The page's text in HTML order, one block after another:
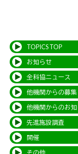
TOPICS TOP
お知らせ
全科協ニュース
他機関からの募集
他機関からのお
先進施設調査
開催